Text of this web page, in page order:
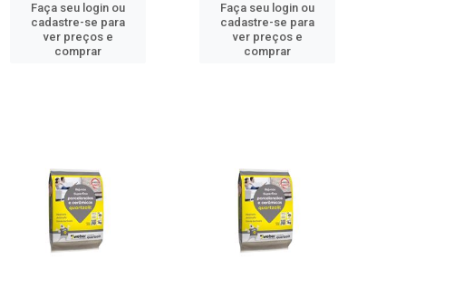
Faça seu login ou
cadastre-se para
ver preços e
comprar
Faça seu login ou
cadastre-se para
ver preços e
comprar